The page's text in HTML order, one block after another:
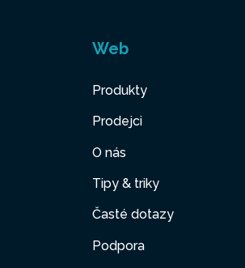
Web
Produkty
Prodejci
O nás
Tipy & triky
Časté dotazy
Podpora